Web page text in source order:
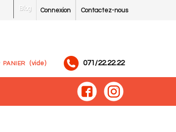
Contactez-nous
Connexion
Blog
PANIER (vide) 071/22.22.22